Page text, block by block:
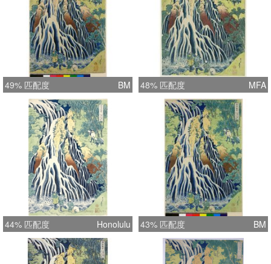
49% 匹配度 BM 48% 匹配度 MFA
44% 匹配度 Honolulu 43% 匹配度 BM